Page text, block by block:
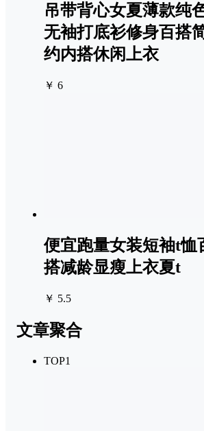
吊带背心女夏薄款纯
无袖打底衫修身百搭
约内搭休闲上衣
￥ 6
便宜跑量女装短袖t恤
搭减龄显瘦上衣夏t
￥ 5.5
文章聚合
TOP1